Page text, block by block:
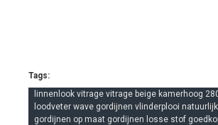
Tags:
linnenlook vitrage vitrage beige kamerhoog
loodveter wave gordijnen vlinderplooi
gordijnen op maat gordijnen losse stof